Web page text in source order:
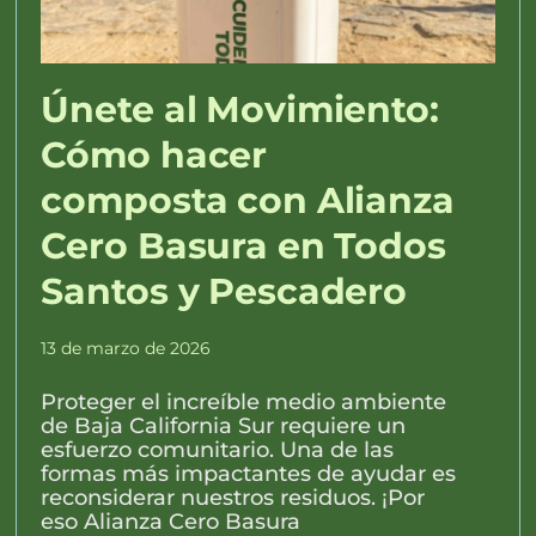
Únete al Movimiento:
Cómo hacer
composta con Alianza
Cero Basura en Todos
Santos y Pescadero
13 de marzo de 2026
Proteger el increíble medio ambiente
de Baja California Sur requiere un
esfuerzo comunitario. Una de las
formas más impactantes de ayudar es
reconsiderar nuestros residuos. ¡Por
eso Alianza Cero Basura